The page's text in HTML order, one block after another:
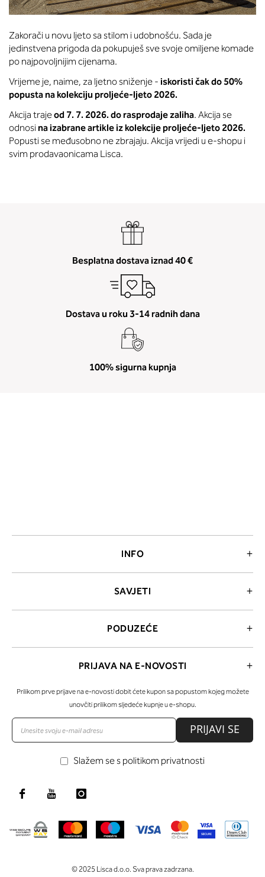
Zakorači u novu ljeto sa stilom i udobnošću. Sada je
jedinstvena prigoda da pokupuješ sve svoje omiljene komade
po najpovoljnijim cijenama.
Vrijeme je, naime, za ljetno sniženje - iskoristi čak do 50%
popusta na kolekciju proljeće-ljeto 2026.
Akcija trajeod 7. 7. 2026. do rasprodaje zaliha. Akcija se
odnosi na izabrane artikle iz kolekcije proljeće-ljeto 2026.
Popusti se međusobno ne zbrajaju. Akcija vrijedi u e-shopu i
svim prodavaonicama Lisca.
Besplatna dostava iznad 40 €
Dostava u roku 3-14 radnih dana
100% sigurna kupnja
INFO
SAVJETI
PODUZEĆE
PRIJAVA NA E-NOVOSTI
Prilikom prve prijave na e-novosti dobit ćete kupon sa popustom kojeg možete
unovčiti prilikom sljedeće kupnje u e-shopu.
PRIJAVI SE
Slažem se s politikom privatnosti
© 2025 Lisca d.o.o. Sva prava zadrzana.